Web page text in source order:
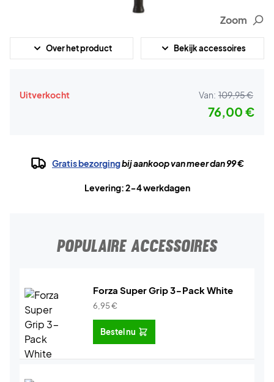
Zoom
Over het product Bekijk accessoires
Uitverkocht Van: 109,95 €
76,00 €
Gratis bezorgingbij aankoop van meer dan 99 €
Levering: 2-4 werkdagen
POPULAIRE ACCESSOIRES
Forza Super Grip 3-Pack White
6,95€
Bestel nu